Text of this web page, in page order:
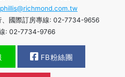
phillis@richmond.com.tw
、國際訂房專線: 02-7734-9656
: 02-7734-9766
FB粉絲團